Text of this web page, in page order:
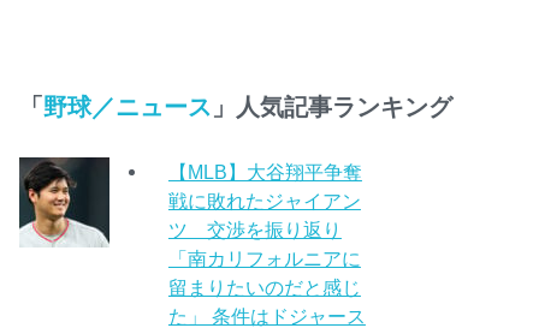
「野球／ニュース 」人気記事ランキング
【MLB】大谷翔平争奪
戦に敗れたジャイアン
ツ 交渉を振り返り
「南カリフォルニアに
留まりたいのだと感じ
た」 条件はドジャース